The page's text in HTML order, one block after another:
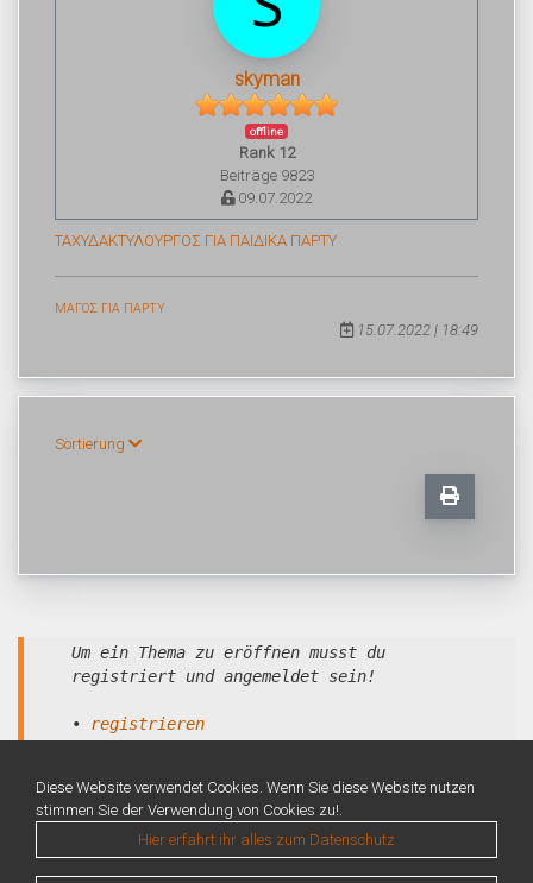
skyman
offline
Rank 12
Beiträge 9823
09.07.2022
ΤΑΧΥΔΑΚΤΥΛΟΥΡΓΟΣ ΓΙΑ ΠΑΙΔΙΚΑ ΠΑΡΤΥ
ΜΑΓΟΣ ΓΙΑ ΠΑΡΤΥ
15.07.2022 | 18:49
Sortierung
Um ein Thema zu eröffnen musst du
registriert und angemeldet sein!
• registrieren
Diese Website verwendet Cookies. Wenn Sie diese Website nutzen
stimmen Sie der Verwendung von Cookies zu!.
Hier erfahrt ihr alles zum Datenschutz